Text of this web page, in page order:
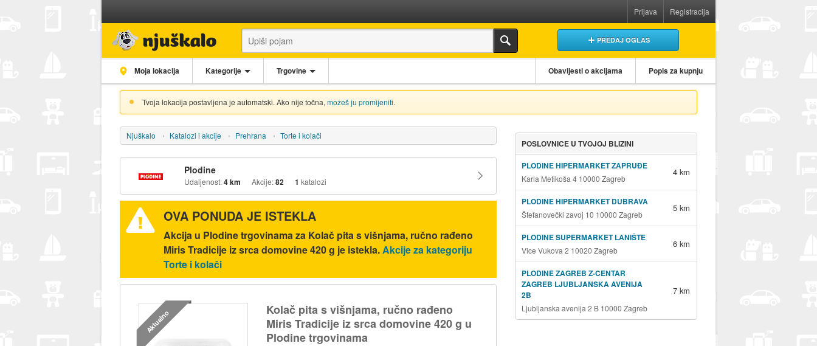
Prijava Registracija
PREDAJ OGLAS
Moja lokacija Kategorije Trgovine Obavijesti o akcijama Popis za kupnju
Tvoja lokacija postavljena je automatski. Ako nije točna, možeš ju promijeniti.
Njuškalo Katalozi i akcije Prehrana Torte i kolači
Plodine
Udaljenost:4 km Akcije:82 1 katalozi
OVA PONUDA JE ISTEKLA
Akcija u Plodine trgovinama za Kolač pita s višnjama, ručno rađeno
Miris Tradicije iz srca domovine 420 g je istekla.Akcije za kategoriju
Torte i kolači
Aktualno
Kolač pita s višnjama, ručno rađeno
Miris Tradicije iz srca domovine 420 g u
Plodine trgovinama
POSLOVNICE U TVOJOJ BLIZINI
PLODINE HIPERMARKET ZAPRUĐE
Karla Metikoša 4 10000 Zagreb
4 km
PLODINE HIPERMARKET DUBRAVA
Štefanovečki zavoj 10 10000 Zagreb
5 km
PLODINE SUPERMARKET LANIŠTE
Vice Vukova 2 10020 Zagreb
6 km
PLODINE ZAGREB Z-CENTAR
ZAGREB LJUBLJANSKA AVENIJA
2B
Ljubljanska avenija 2 B 10000 Zagreb
7 km